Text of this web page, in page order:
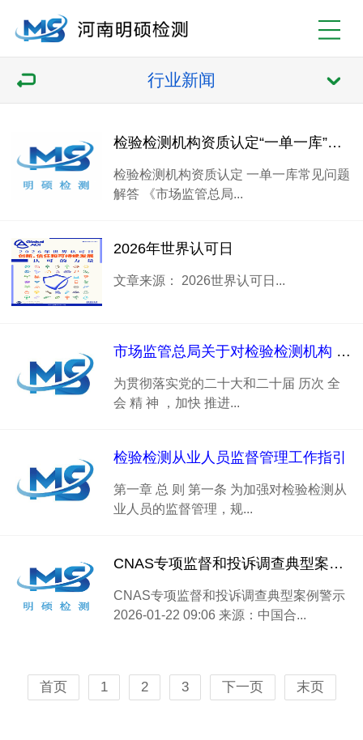
行业新闻
检验检测机构资质认定“一单一库”常见问题解答
检验检测机构资质认定 一单一库常见问题
解答 《市场监管总局...
2026年世界认可日
文章来源： 2026世界认可日...
市场监管总局关于对检验检测机构 资质认定实施“一单一库”管理的公告
为贯彻落实党的二十大和二十届 历次 全
会 精 神 ，加快 推进...
检验检测从业人员监督管理工作指引
第一章 总 则 第一条 为加强对检验检测从
业人员的监督管理，规...
CNAS专项监督和投诉调查典型案例警示
CNAS专项监督和投诉调查典型案例警示
2026-01-22 09:06 来源：中国合...
首页 1 2 3 下一页 末页